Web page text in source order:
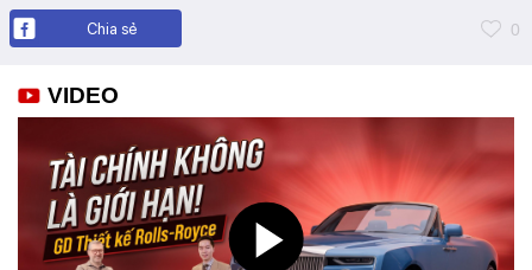
Chia sẻ 0
VIDEO